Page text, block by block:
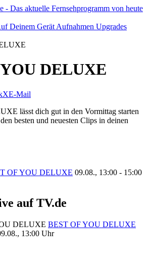
Deinem Gerät Aufnahmen Upgrades
DELUXE
XE-Mail
lässt dich gut in den Vormittag starten
besten und neuesten Clips in deinen
OF YOU DELUXE 09.08., 13:00 - 15:00
auf TV.de
BEST OF YOU DELUXE
13:00 Uhr